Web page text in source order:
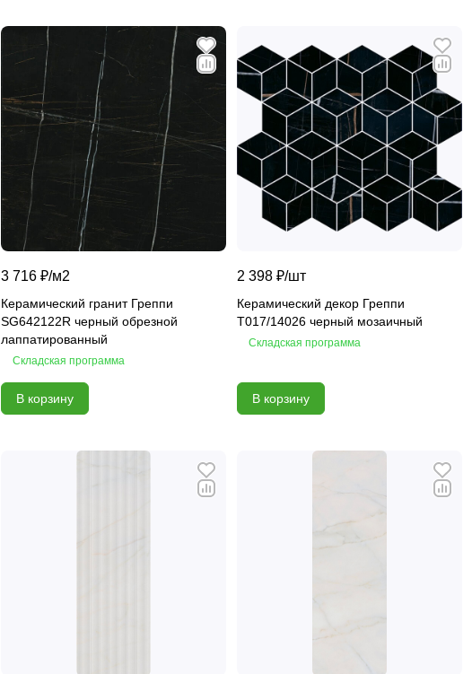
3 716 ₽/м2
Керамический гранит Греппи
SG642122R черный обрезной
лаппатированный
Складская программа
В корзину
2 398 ₽/шт
Керамический декор Греппи
T017/14026 черный мозаичный
Складская программа
В корзину